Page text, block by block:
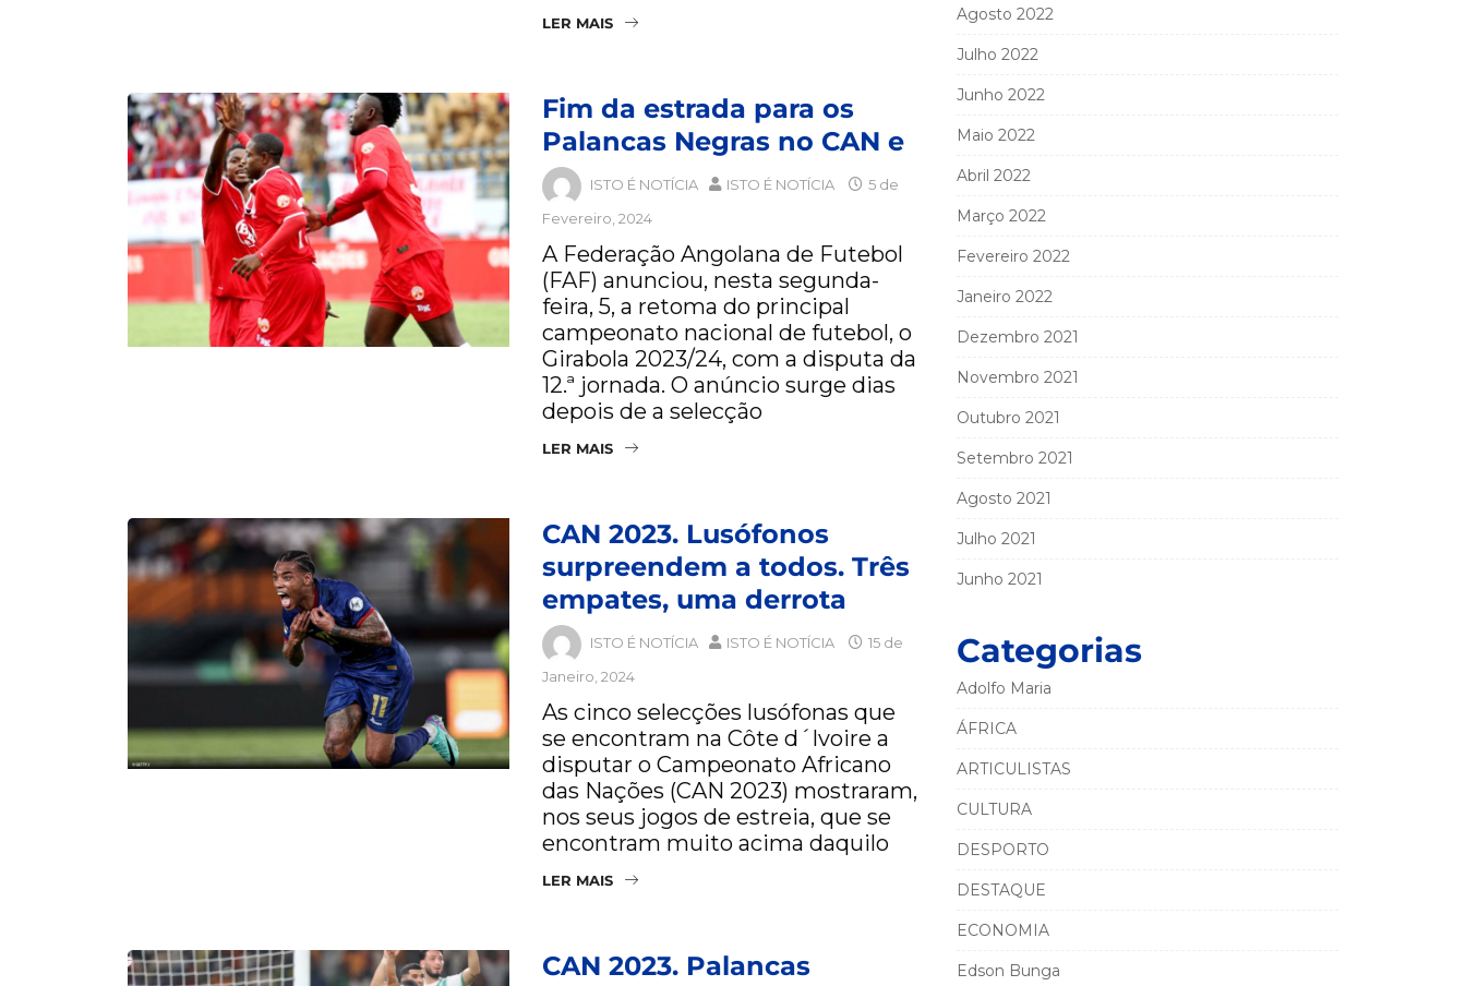
LER MAIS
Fim da estrada para os
Palancas Negras no CAN e
ISTO É NOTÍCIA ISTO É NOTÍCIA
5 de
Fevereiro, 2024
A Federação Angolana de Futebol
(FAF) anunciou, nesta segunda-
feira, 5, a retoma do principal
campeonato nacional de futebol, o
Girabola 2023/24, com a disputa da
12.ª jornada. O anúncio surge dias
depois de a selecção
LER MAIS
CAN 2023. Lusófonos
surpreendem a todos. Três
empates, uma derrota
ISTO É NOTÍCIA ISTO É NOTÍCIA
15 de
Janeiro, 2024
As cinco selecções lusófonas que
se encontram na Côte d´Ivoire a
disputar o Campeonato Africano
das Nações (CAN 2023) mostraram,
nos seus jogos de estreia, que se
encontram muito acima daquilo
LER MAIS
CAN 2023. Palancas
Agosto 2022
Julho 2022
Junho 2022
Maio 2022
Abril 2022
Março 2022
Fevereiro 2022
Janeiro 2022
Dezembro 2021
Novembro 2021
Outubro 2021
Setembro 2021
Agosto 2021
Julho 2021
Junho 2021
Categorias
Adolfo Maria
ÁFRICA
ARTICULISTAS
CULTURA
DESPORTO
DESTAQUE
ECONOMIA
Edson Bunga